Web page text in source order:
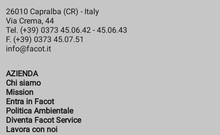
26010 Capralba (CR) - Italy
Via Crema, 44
Tel. (+39) 0373 45.06.42 - 45.06.43
F. (+39) 0373 45.07.51
info@facot.it
AZIENDA
Chi siamo
Mission
Entra in Facot
Politica Ambientale
Diventa Facot Service
Lavora con noi